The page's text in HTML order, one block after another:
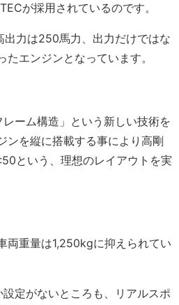
が採用されているのです。
力は250馬力、出力だけではな
たエンジンとなっています。
ーム構造」という新しい技術を
ンを縦に搭載する事により高剛
という、理想のレイアウトを実
両重量は1,250kgに抑えられてい
定がないところも、リアルスポ